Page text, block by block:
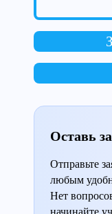
Оставь
Отправьте
любым
Нет